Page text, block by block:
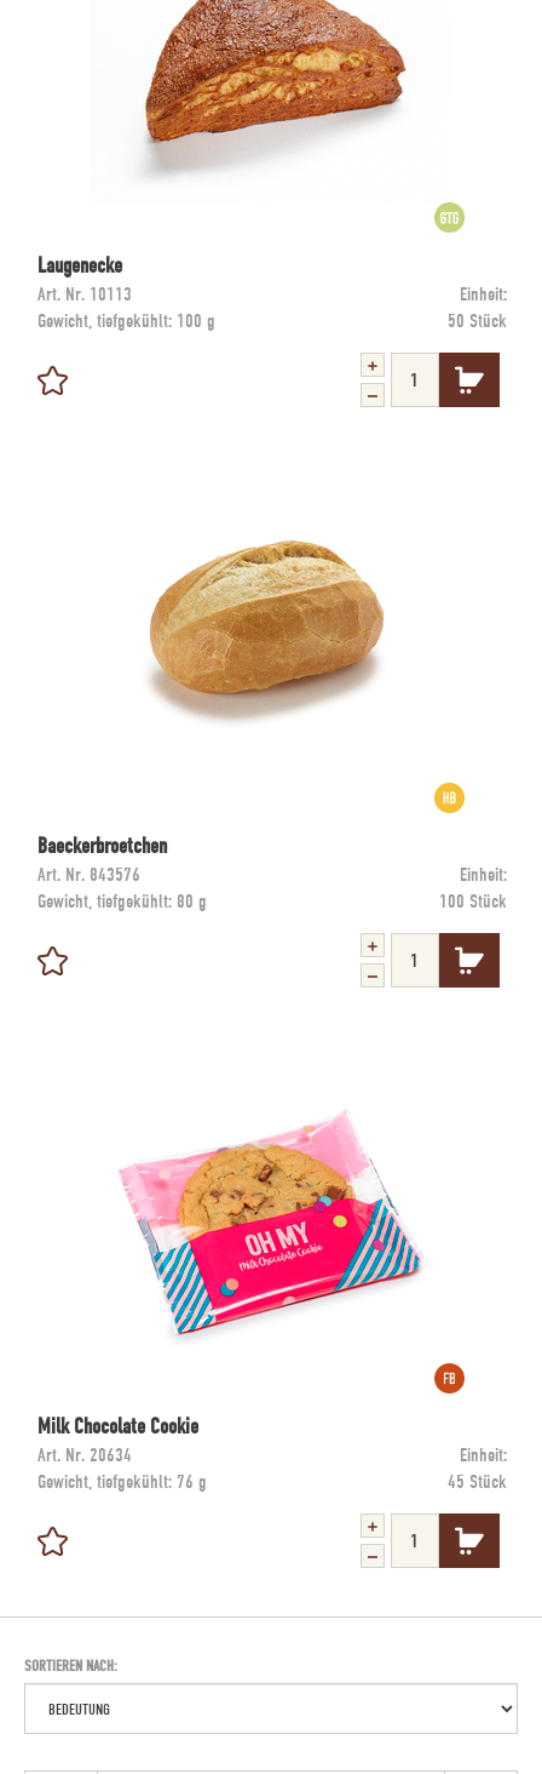
Laugenecke
Art. Nr. 10113
Einheit:
Gewicht, tiefgekühlt: 100 g 50 Stück
Baeckerbroetchen
Art. Nr. 843576
Einheit:
Gewicht, tiefgekühlt: 80 g 100 Stück
Milk Chocolate Cookie
Art. Nr. 20634
Einheit:
Gewicht, tiefgekühlt: 76 g 45 Stück
SORTIEREN NACH: